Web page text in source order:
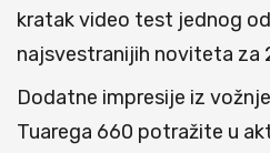
kratak video test jednog
najsvestranijih noviteta za
Dodatne impresije iz
Tuarega 660 potražite u